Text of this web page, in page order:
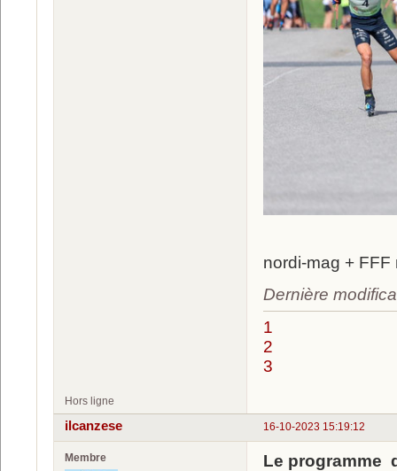
nordi-mag +
Dernière
1
2
3
Hors ligne
16-10-2023 15:19:12
ilcanzese
Membre
Le programme